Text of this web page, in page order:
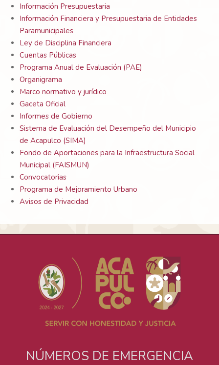
Información Presupuestaria
Información Financiera y Presupuestaria de Entidades
Paramunicipales
Ley de Disciplina Financiera
Cuentas Públicas
Programa Anual de Evaluación (PAE)
Organigrama
Marco normativo y jurídico
Gaceta Oficial
Informes de Gobierno
Sistema de Evaluación del Desempeño del Municipio
de Acapulco (SIMA)
Fondo de Aportaciones para la Infraestructura Social
Municipal (FAISMUN)
Convocatorias
Programa de Mejoramiento Urbano
Avisos de Privacidad
NÚMEROS DE EMERGENCIA